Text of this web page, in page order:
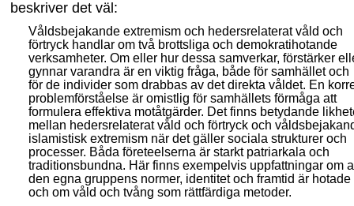
beskriver det väl:
Våldsbejakande extremism och hedersrelaterat våld och
förtryck handlar om två brottsliga och demokratihotande
verksamheter. Om eller hur dessa samverkar, förstärker
gynnar varandra är en viktig fråga, både för samhället och
för de individer som drabbas av det direkta våldet. En
problemförståelse är omistlig för samhällets förmåga att
formulera effektiva motåtgärder. Det finns betydande
mellan hedersrelaterat våld och förtryck och
islamistisk extremism när det gäller sociala strukturer och
processer. Båda företeelserna är starkt patriarkala och
traditionsbundna. Här finns exempelvis uppfattningar om
den egna gruppens normer, identitet och framtid är hotade
och om våld och tvång som rättfärdiga metoder.